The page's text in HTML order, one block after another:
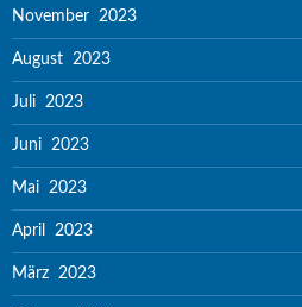
November 2023
August 2023
Juli 2023
Juni 2023
Mai 2023
April 2023
März 2023